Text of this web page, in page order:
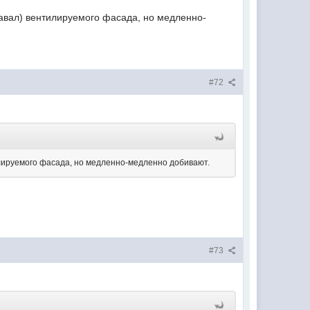
вентилируемого фасада, но медленно-
#72
фасада, но медленно-медленно добивают.
#73